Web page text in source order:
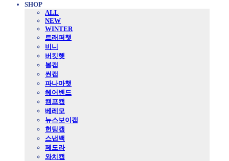
SHOP
ALL
NEW
WINTER
트래퍼햇
비니
버킷햇
볼캡
썬캡
파나마햇
헤어밴드
캠프캡
베레모
뉴스보이캡
헌팅캡
스냅백
페도라
와치캡